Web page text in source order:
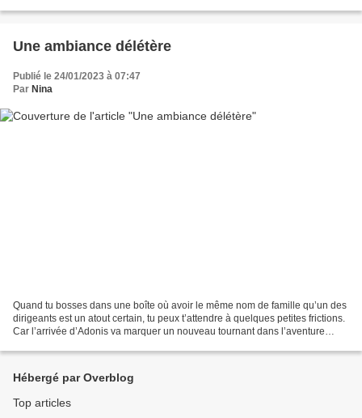
Une ambiance délétère
Publié le 24/01/2023 à 07:47
Par Nina
Quand tu bosses dans une boîte où avoir le même nom de famille qu’un des
dirigeants est un atout certain, tu peux t’attendre à quelques petites frictions.
Car l’arrivée d’Adonis va marquer un nouveau tournant dans l’aventure
Hébergé par Overblog
Top articles